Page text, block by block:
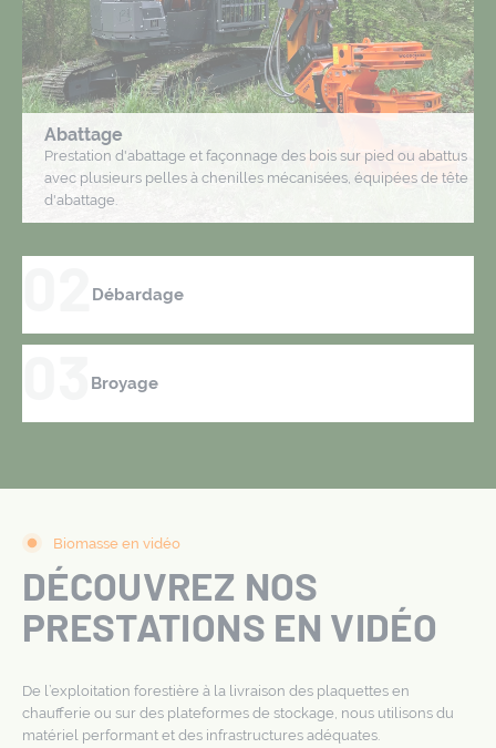
Abattage
Prestation d'abattage et façonnage des bois sur pied ou abattus
avec plusieurs pelles à chenilles mécanisées, équipées de tête
d'abattage.
Débardage
Broyage
Biomasse en vidéo
DÉCOUVREZ NOS
PRESTATIONS EN VIDÉO
De l’exploitation forestière à la livraison des plaquettes en
chaufferie ou sur des plateformes de stockage, nous utilisons du
matériel performant et des infrastructures adéquates.